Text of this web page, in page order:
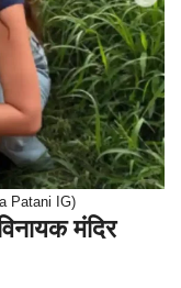
Patani IG)
मंदिर